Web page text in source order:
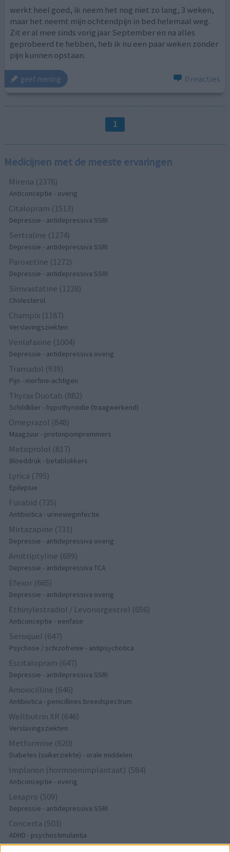
werkt heel goed, ik neem het nog niet zo lang, 3 weken,
maar het neemt mijn ochtendpijn in bed helemaal weg.
Zit er al mee sinds vorig jaar September en na alles
geprobeerd te hebben, heb ik nu een paar weken zonder
pijn kunnen opstaan.
geef mening 0 reacties
1
Medicijnen met de meeste ervaringen
Mirena (2378)
Anticonceptie - overig
Citalopram (1513)
Depressie - antidepressiva SSRI
Sertraline (1274)
Depressie - antidepressiva SSRI
Paroxetine (1272)
Depressie - antidepressiva SSRI
Simvastatine (1228)
Cholesterol
Champix (1187)
Verslavingsziekten
Venlafaxine (1004)
Depressie - antidepressiva overig
Tramadol (939)
Pijn - morfine-achtigen
Thyrax Duotab (882)
Schildklier - hypothyroidie (traagwerkend)
Omeprazol (848)
Maagzuur - protonpompremmers
Metoprolol (817)
Bloeddruk - betablokkers
Lyrica (795)
Epilepsie
Furabid (735)
Antibiotica - urineweginfectie
Mirtazapine (731)
Depressie - antidepressiva overig
Amitriptyline (699)
Depressie - antidepressiva TCA
Efexor (665)
Depressie - antidepressiva overig
Ethinylestradiol / Levonorgestrel (656)
Anticonceptie - eenfase
Seroquel (647)
Psychose / schizofrenie - antipsychotica
Escitalopram (647)
Depressie - antidepressiva SSRI
Amoxicilline (646)
Antibiotica - penicillines breedspectrum
Wellbutrin XR (646)
Verslavingsziekten
Metformine (620)
Diabetes (suikerziekte) - orale middelen
Implanon (hormoonimplantaat) (584)
Anticonceptie - overig
Lexapro (509)
Depressie - antidepressiva SSRI
Concerta (503)
ADHD - psychostimulantia